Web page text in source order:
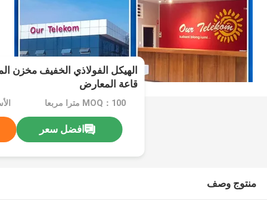
الهيكل الفولاذي الخفيف مخزن
قاعة المعارض
MOQ：100 مترا مربعا
افضل سعر
منتوج وصف